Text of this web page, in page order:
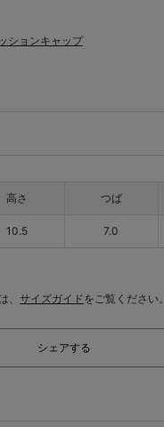
ションキャップ
高さ つば
10.5 7.0
、 サイズガイドをご覧ください。
シェアする